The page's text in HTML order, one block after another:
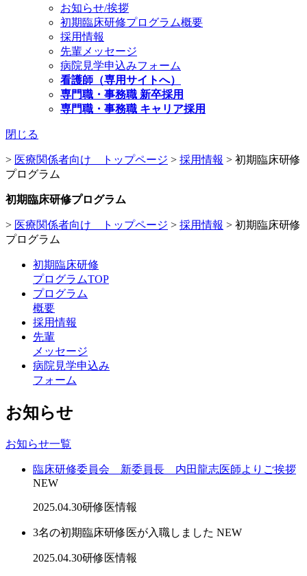
お知らせ/挨拶
初期臨床研修プログラム概要
採用情報
先輩メッセージ
病院見学申込みフォーム
看護師（専用サイトへ）
専門職・事務職 新卒採用
専門職・事務職 キャリア採用
閉じる
> 医療関係者向け トップページ > 採用情報 > 初期臨床研修
プログラム
初期臨床研修プログラム
> 医療関係者向け トップページ > 採用情報 > 初期臨床研修
プログラム
初期臨床研修
プログラムTOP
プログラム
概要
採用情報
先輩
メッセージ
病院見学申込み
フォーム
お知らせ
お知らせ一覧
臨床研修委員会 新委員長 内田龍志医師よりご挨拶
NEW
2025.04.30研修医情報
3名の初期臨床研修医が入職しました NEW
2025.04.30研修医情報